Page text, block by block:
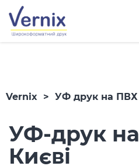
Vernix > УФ друк на ПВХ
УФ-друк
Києві